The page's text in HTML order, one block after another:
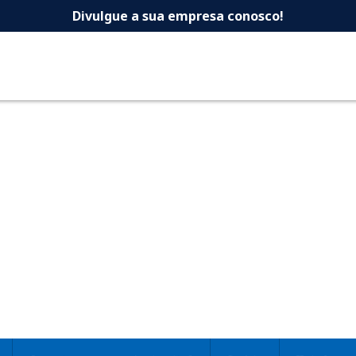
-Dicas
Divulgue a sua empresa conosco!